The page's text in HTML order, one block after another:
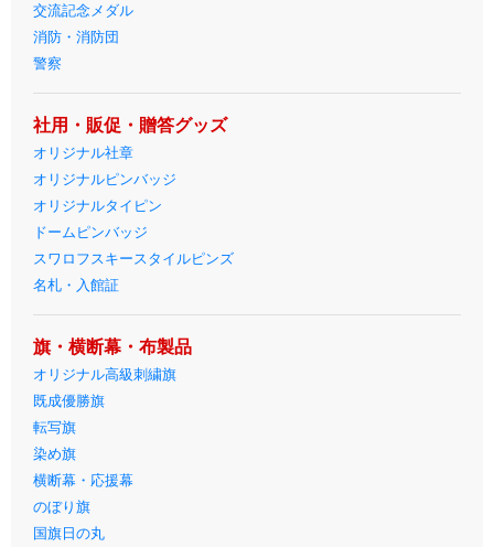
交流記念メダル
消防・消防団
警察
社用・販促・贈答グッズ
オリジナル社章
オリジナルピンバッジ
オリジナルタイピン
ドームピンバッジ
スワロフスキースタイルピンズ
名札・入館証
旗・横断幕・布製品
オリジナル高級刺繍旗
既成優勝旗
転写旗
染め旗
横断幕・応援幕
のぼり旗
国旗日の丸